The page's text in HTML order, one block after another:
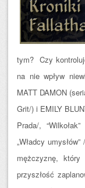
tym? Czy
na nie wpływ
MATT DAMON
Grit/) i EMILY
Prada/,
„Władcy
mężczyznę,
przyszłość